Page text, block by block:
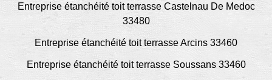
Entreprise étanchéité toit terrasse Castelnau De Medoc
33480
Entreprise étanchéité toit terrasse Arcins 33460
Entreprise étanchéité toit terrasse Soussans 33460